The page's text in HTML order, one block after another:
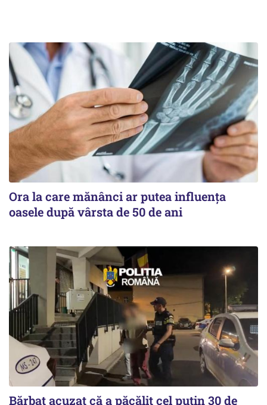
Ora la care mănânci ar putea influența
oasele după vârsta de 50 de ani
Bărbat acuzat că a păcălit cel puțin 30 de